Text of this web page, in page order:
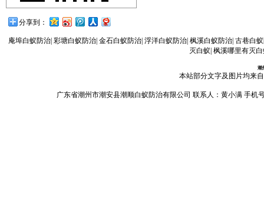
分享到：
庵埠白蚁防治| 彩塘白蚁防治| 金石白蚁防治| 浮洋白蚁防治| 枫溪白蚁防治| 古巷白
灭白蚁 枫溪哪里有灭白
潮
本站部分文字及图片均来
广东省潮州市潮安县潮顺白蚁防治有限公司 联系人：黄小满 手机